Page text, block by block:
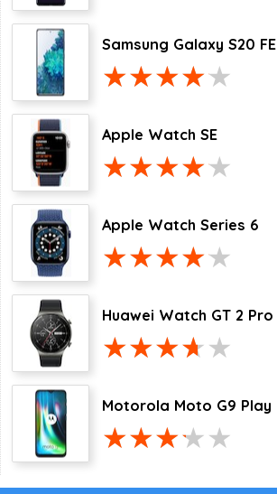
Samsung Galaxy S20 FE
Apple Watch SE
Apple Watch Series 6
Huawei Watch GT 2 Pro
Motorola Moto G9 Play